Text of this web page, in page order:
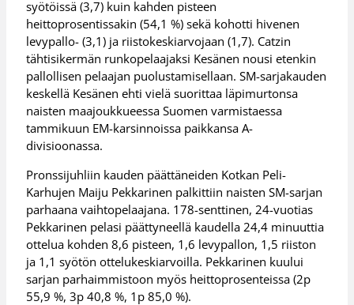
syötöissä (3,7) kuin kahden pisteen
heittoprosentissakin (54,1 %) sekä kohotti hivenen
levypallo- (3,1) ja riistokeskiarvojaan (1,7). Catzin
tähtisikermän runkopelaajaksi Kesänen nousi etenkin
pallollisen pelaajan puolustamisellaan. SM-sarjakauden
keskellä Kesänen ehti vielä suorittaa läpimurtonsa
naisten maajoukkueessa Suomen varmistaessa
tammikuun EM-karsinnoissa paikkansa A-
divisioonassa.
Pronssijuhliin kauden päättäneiden Kotkan Peli-
Karhujen Maiju Pekkarinen palkittiin naisten SM-sarjan
parhaana vaihtopelaajana. 178-senttinen, 24-vuotias
Pekkarinen pelasi päättyneellä kaudella 24,4 minuuttia
ottelua kohden 8,6 pisteen, 1,6 levypallon, 1,5 riiston
ja 1,1 syötön ottelukeskiarvoilla. Pekkarinen kuului
sarjan parhaimmistoon myös heittoprosenteissa (2p
55,9 %, 3p 40,8 %, 1p 85,0 %).